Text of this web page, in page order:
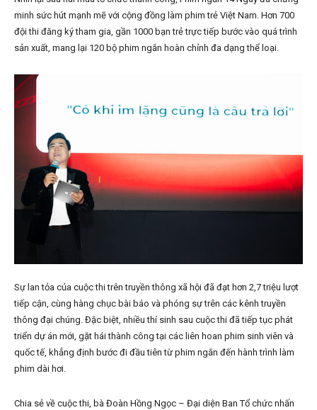
minh sức hút mạnh mẽ với cộng đồng làm phim trẻ Việt Nam. Hơn 700
đội thi đăng ký tham gia, gần 1000 bạn trẻ trực tiếp bước vào quá trình
sản xuất, mang lại 120 bộ phim ngắn hoàn chỉnh đa dạng thể loại.
Sự lan tỏa của cuộc thi trên truyền thông xã hội đã đạt hơn 2,7 triệu lượt
tiếp cận, cùng hàng chục bài báo và phóng sự trên các kênh truyền
thông đại chúng. Đặc biệt, nhiều thí sinh sau cuộc thi đã tiếp tục phát
triển dự án mới, gặt hái thành công tại các liên hoan phim sinh viên và
quốc tế, khẳng định bước đi đầu tiên từ phim ngắn đến hành trình làm
phim dài hơi.
Chia sẻ về cuộc thi, bà Đoàn Hồng Ngọc – Đại diện Ban Tổ chức nhấn